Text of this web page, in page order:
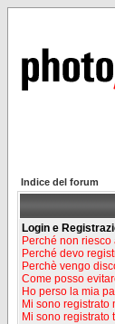
Indice del forum
Login e
Perché non
Perché devo
Perchè vengo
Come posso
Ho perso la mia
Mi sono registrato
Mi sono registrato